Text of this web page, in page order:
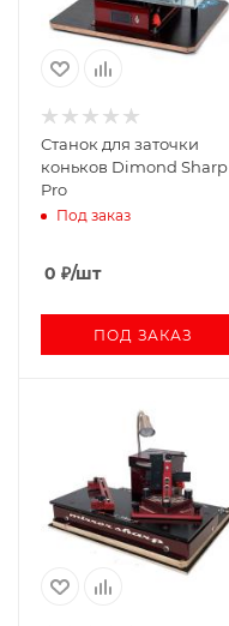
Станок для заточки
коньков Dimond Sharp
Pro
Под заказ
0 ₽/шт
ПОД ЗАКАЗ